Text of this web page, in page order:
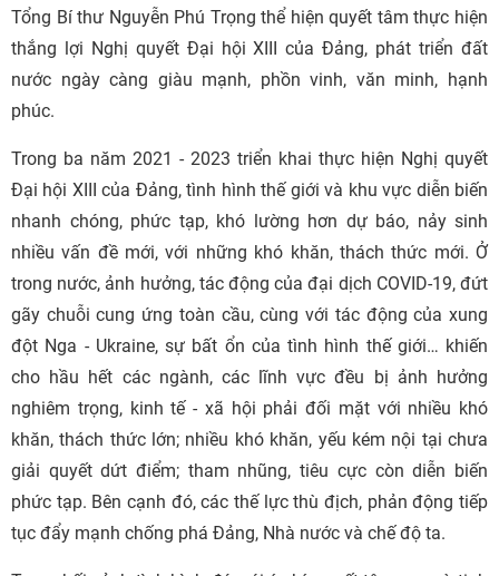
Tổng Bí thư Nguyễn Phú Trọng thể hiện quyết tâm thực hiện
thắng lợi Nghị quyết Đại hội XIII của Đảng, phát triển đất
nước ngày càng giàu mạnh, phồn vinh, văn minh, hạnh
phúc.
Trong ba năm 2021 - 2023 triển khai thực hiện Nghị quyết
Đại hội XIII của Đảng, tình hình thế giới và khu vực diễn biến
nhanh chóng, phức tạp, khó lường hơn dự báo, nảy sinh
nhiều vấn đề mới, với những khó khăn, thách thức mới. Ở
trong nước, ảnh hưởng, tác động của đại dịch COVID-19, đứt
gãy chuỗi cung ứng toàn cầu, cùng với tác động của xung
đột Nga - Ukraine, sự bất ổn của tình hình thế giới… khiến
cho hầu hết các ngành, các lĩnh vực đều bị ảnh hưởng
nghiêm trọng, kinh tế - xã hội phải đối mặt với nhiều khó
khăn, thách thức lớn; nhiều khó khăn, yếu kém nội tại chưa
giải quyết dứt điểm; tham nhũng, tiêu cực còn diễn biến
phức tạp. Bên cạnh đó, các thế lực thù địch, phản động tiếp
tục đẩy mạnh chống phá Đảng, Nhà nước và chế độ ta.